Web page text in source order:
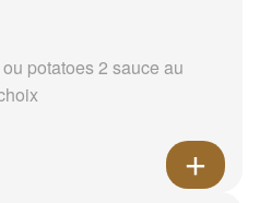
potatoes 2 sauce au